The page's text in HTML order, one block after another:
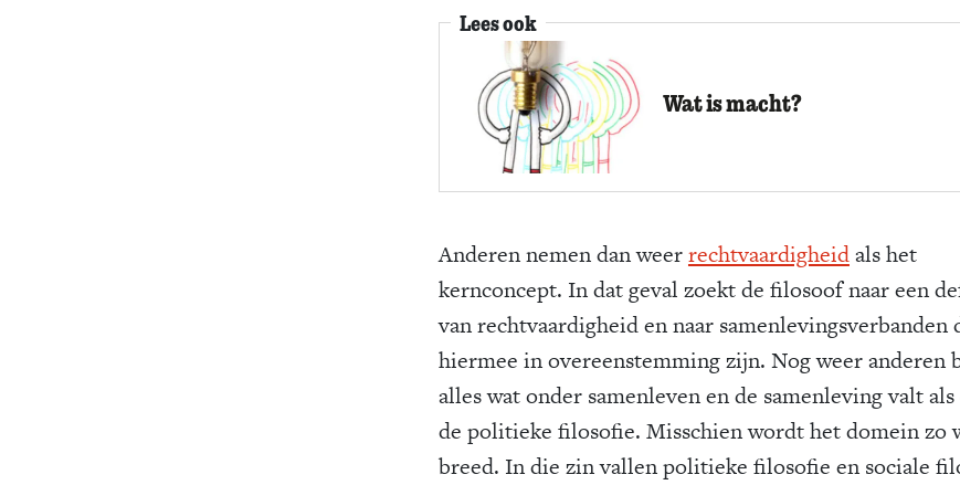
Lees ook
Wat is macht?
Anderen nemen dan weerrechtvaardigheidals het
kernconcept. In dat geval zoekt de filosoof naar een
van rechtvaardigheid en naar samenlevingsverbanden
hiermee in overeenstemming zijn. Nog weer anderen
alles wat onder samenleven en de samenleving valt
de politieke filosofie. Misschien wordt het domein zo
breed. In die zin vallen politieke filosofie en sociale